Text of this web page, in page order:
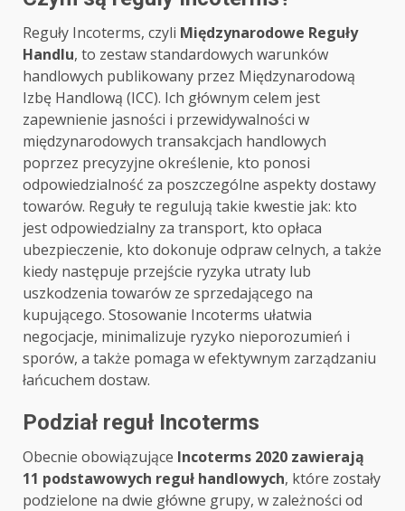
Reguły Incoterms, czyli Międzynarodowe Reguły
Handlu, to zestaw standardowych warunków
handlowych publikowany przez Międzynarodową
Izbę Handlową (ICC). Ich głównym celem jest
zapewnienie jasności i przewidywalności w
międzynarodowych transakcjach handlowych
poprzez precyzyjne określenie, kto ponosi
odpowiedzialność za poszczególne aspekty dostawy
towarów. Reguły te regulują takie kwestie jak: kto
jest odpowiedzialny za transport, kto opłaca
ubezpieczenie, kto dokonuje odpraw celnych, a także
kiedy następuje przejście ryzyka utraty lub
uszkodzenia towarów ze sprzedającego na
kupującego. Stosowanie Incoterms ułatwia
negocjacje, minimalizuje ryzyko nieporozumień i
sporów, a także pomaga w efektywnym zarządzaniu
łańcuchem dostaw.
Podział reguł Incoterms
Obecnie obowiązujące Incoterms 2020 zawierają
11 podstawowych reguł handlowych, które zostały
podzielone na dwie główne grupy, w zależności od